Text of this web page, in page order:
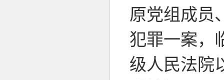
原党组成员
犯罪一案，
级人民法院